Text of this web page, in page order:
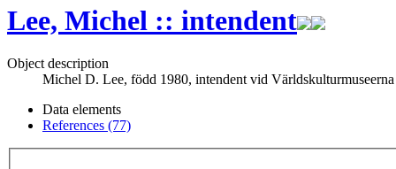
Lee, Michel :: intendent
Object description
Michel D. Lee, född 1980, intendent vid Världskulturmuseerna
Data elements
References (77)